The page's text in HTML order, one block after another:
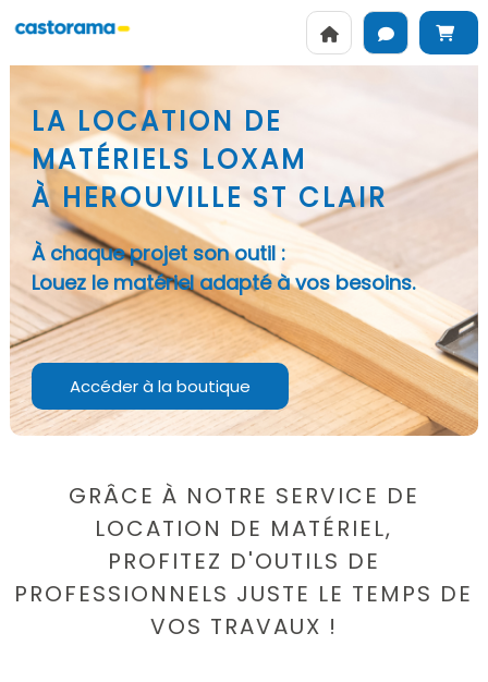
LA LOCATION DE
MATÉRIELS LOXAM
À HEROUVILLE ST CLAIR
À chaque projet son outil :
Louez le matériel adapté à vos besoins.
Accéder à la boutique
GRÂCE À NOTRE SERVICE DE
LOCATION DE MATÉRIEL,
PROFITEZ D'OUTILS DE
PROFESSIONNELS JUSTE LE TEMPS DE
VOS TRAVAUX !